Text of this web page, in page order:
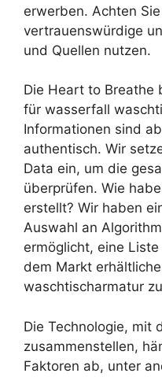
erwerben. Achten
vertrauenswürdige
und Quellen nutzen.
Die Heart to Breathe
für wasserfall
Informationen sind
authentisch. Wir
Data ein, um die
überprüfen. Wie
erstellt? Wir haben
Auswahl an
ermöglicht, eine
dem Markt
waschtischarmatur
Die Technologie, mit
zusammenstellen,
Faktoren ab, unter